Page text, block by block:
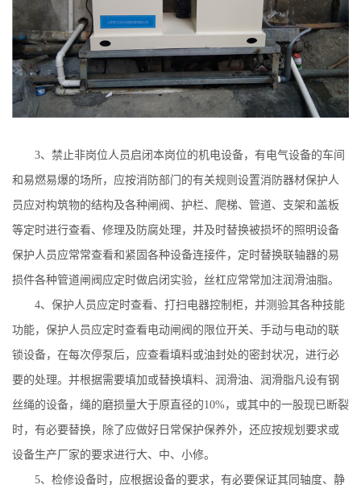
3、禁止非岗位人员启闭本岗位的机电设备，有电气设备的车间
和易燃易爆的场所，应按消防部门的有关规则设置消防器材保护人
员应对构筑物的结构及各种闸阀、护栏、爬梯、管道、支架和盖板
等定时进行查看、修理及防腐处理，并及时替换被损坏的照明设备
保护人员应常常查看和紧固各种设备连接件，定时替换联轴器的易
损件各种管道闸阀应定时做启闭实验，丝杠应常常加注润滑油脂。
4、保护人员应定时查看、打扫电器控制柜，并测验其各种技能
功能，保护人员应定时查看电动闸阀的限位开关、手动与电动的联
锁设备，在每次停泵后，应查看填料或油封处的密封状况，进行必
要的处理。并根据需要填加或替换填料、润滑油、润滑脂凡设有钢
丝绳的设备，绳的磨损量大于原直径的10%，或其中的一股现已断裂
时，有必要替换，除了应做好日常保护保养外，还应按规划要求或
设备生产厂家的要求进行大、中、小修。
5、检修设备时，应根据设备的要求，有必要保证其同轴度、静